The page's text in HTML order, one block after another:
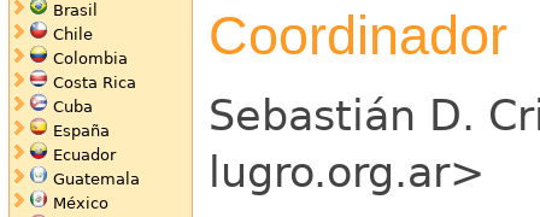
Brasil
Chile
Colombia
Costa Rica
Cuba
España
Ecuador
Guatemala
México
Coordinador
Sebastián D.
lugro.org.ar>